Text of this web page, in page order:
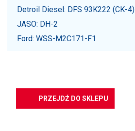
Detroil Diesel: DFS 93K222 (CK-4)
JASO: DH-2
Ford: WSS-M2C171-F1
PRZEJDŹ DO SKLEPU